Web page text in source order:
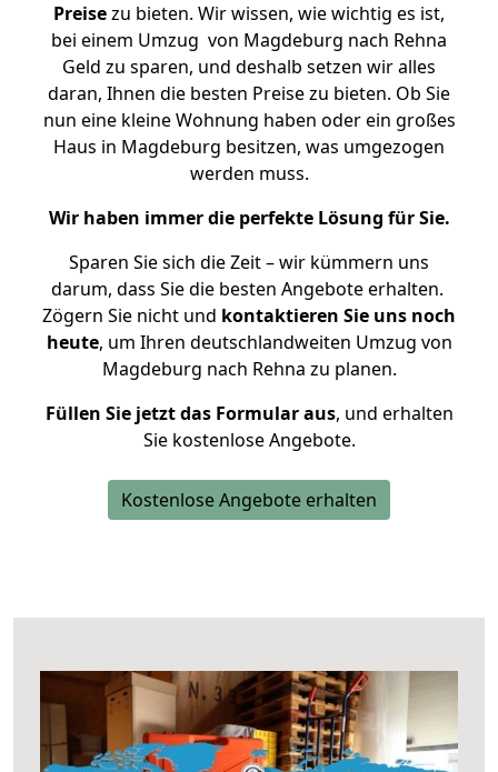
Preisezu bieten. Wir wissen, wie wichtig es ist,
bei einem Umzug von Magdeburg nach Rehna
Geld zu sparen, und deshalb setzen wir alles
daran, Ihnen die besten Preise zu bieten. Ob Sie
nun eine kleine Wohnung haben oder ein großes
Haus in Magdeburg besitzen, was umgezogen
werden muss.
Wir haben immer die perfekte Lösung für Sie.
Sparen Sie sich die Zeit – wir kümmern uns
darum, dass Sie die besten Angebote erhalten.
Zögern Sie nicht und kontaktieren Sie uns noch
heute, um Ihren deutschlandweiten Umzug von
Magdeburg nach Rehna zu planen.
Füllen Sie jetzt das Formular aus, und erhalten
Sie kostenlose Angebote.
Kostenlose Angebote erhalten